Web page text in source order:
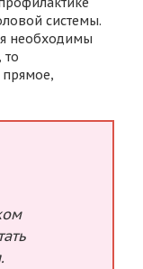
системы.
необходимы
то